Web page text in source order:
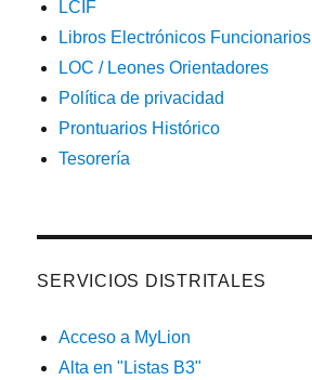
LCIF
Libros Electrónicos Funcionarios
LOC / Leones Orientadores
Política de privacidad
Prontuarios Histórico
Tesorería
SERVICIOS DISTRITALES
Acceso a MyLion
Alta en "Listas B3"